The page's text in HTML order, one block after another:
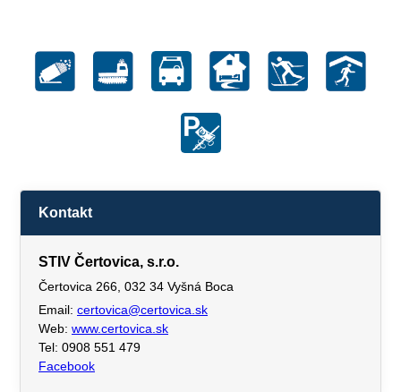
Kontakt
STIV Čertovica, s.r.o.
Čertovica 266, 032 34 Vyšná Boca
Email: certovica@certovica.sk
Web: www.certovica.sk
Tel: 0908 551 479
Facebook